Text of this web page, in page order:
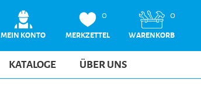
MEIN KONTO
0
MERKZETTEL
0
WARENKORB
KATALOGE ÜBER UNS